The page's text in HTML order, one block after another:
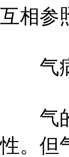
互相参
气
气的
性。但